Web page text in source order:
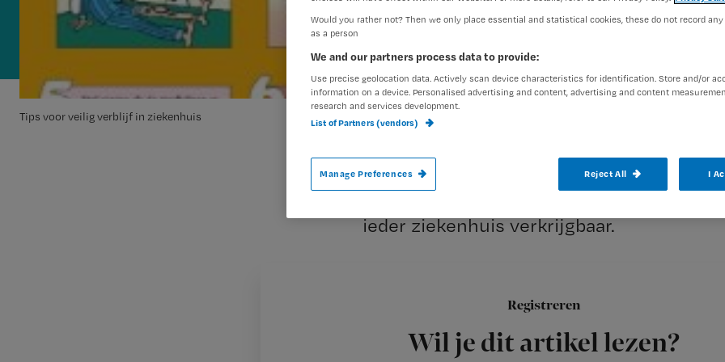
Tips voor veilig verblijf in ziekenhuis
Auteur:
Registreren
Wil je dit artikel lezen?
UTRECHT – Ziekenhuispatiënten
hulpverleners, dankzij de nieuwe
ieder ziekenhuis verkrijgbaar.
Doel is de patiëntveiligheid in ziekenhuizen te
Would you rather not? Then we only place essential and statistical cookies, these do not record
as a person
We and our partners process data to provide:
Use precise geolocation data. Actively scan device characteristics for identification. Store and/or
information on a device. Personalised advertising and content, advertising and content
research and services development.
List of Partners (vendors)
Manage Preferences Reject All I